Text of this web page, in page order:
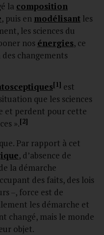
la composition
, puis en modélisant les
les sciences du
nos énergies, ce
changements
[1] est
que les sciences
et perdent pour cette
».[2]
Par rapport à cet
, d’absence de
la démarche
des faits, des lois
–, force est de
les démarche et
changé, mais le monde
objet.